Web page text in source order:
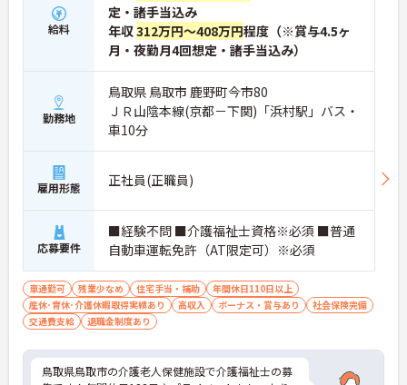
給料
定・諸手当込み
年収312万円～408万円程度（※賞与4.5ヶ
月・夜勤月4回想定・諸手当込み）
勤務地
鳥取県 鳥取市 鹿野町今市80
ＪＲ山陰本線(京都－下関)「浜村駅」バス・
車10分
雇用形態 正社員(正職員)
応募要件
■経験不問 ■介護福祉士資格※必須 ■普通
自動車運転免許（AT限定可）※必須
車通勤可 残業少なめ 住宅手当・補助
年間休日110日以上
産休･育休･介護休暇取得実績あり
高収入 ボーナス・賞与あり
社会保険完備
交通費支給
退職金制度あり
鳥取県鳥取市の介護老人保健施設で介護福祉士の募